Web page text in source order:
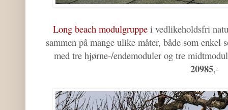
Long beach modulgruppe i vedlikeholdsfri
sammen på mange ulike måter, både som
med tre hjørne-/endemoduler og tre
20985,-